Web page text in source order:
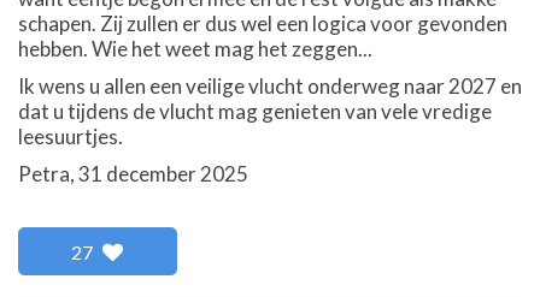
schapen. Zij zullen er dus wel een logica voor gevonden
hebben. Wie het weet mag het zeggen...
Ik wens u allen een veilige vlucht onderweg naar 2027 en
dat u tijdens de vlucht mag genieten van vele vredige
leesuurtjes.
Petra, 31 december 2025
27